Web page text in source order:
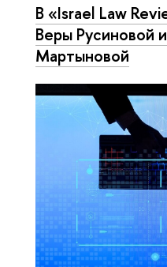
В «Israel Law
Веры Русиновой
Мартыновой